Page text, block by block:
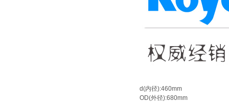
d(内径):460mm
OD(外径):680mm